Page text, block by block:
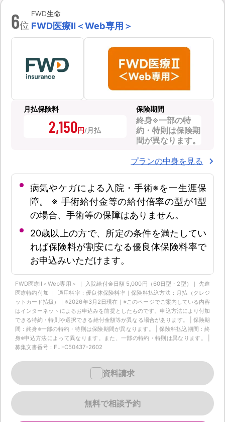
6位
FWD生命
FWD医療Ⅱ＜Web専用＞
月払保険料
2,150円
保険期間
終身※一部の特
約・特則は保険期
間が異なります。
プランの中身を見る
病気やケガによる入院・手術※を一生涯保
障。 ※ 手術給付金等の給付倍率の型が1型
の場合、手術等の保障はありません。
20歳以上の方で、所定の条件を満たしてい
れば保険料が割安になる優良体保険料率で
お申込みいただけます。
FWD医療Ⅱ＜Web専用＞ ｜ 入院給付金日額 5,000円（60日型・2型）｜ 先進
医療特約付加 ｜ 適用料率：優良体保険料率｜保険料払込方法：月払（クレジ
ットカード払扱）｜※2026年3月2日現在｜※このページでご案内している内容
はインターネットによるお申込みを前提としたものです。申込方法により付加
できる特約・特則や選択できる給付金額等が異なる場合があります。 | 保険期
間：終身※一部の特約・特則は保険期間が異なります。 | 保険料払込期間：終
身※申込方法によって異なります。また、一部の特約・特則は異なります。 |
募集文書番号：FLI-C50437-2602
無料で相談予約
資料請求